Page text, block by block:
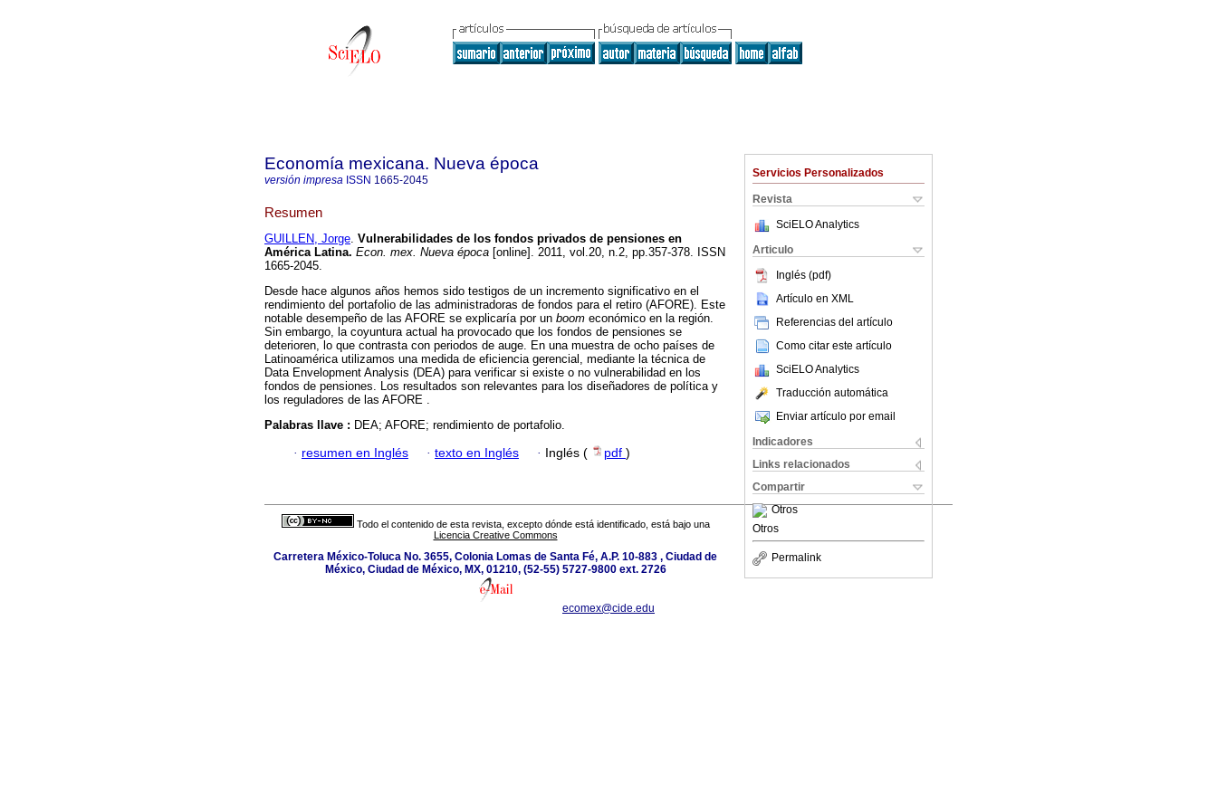
Servicios Personalizados
Revista
SciELO Analytics
Articulo
Inglés (pdf)
Artículo en XML
Referencias del artículo
Como citar este artículo
SciELO Analytics
Traducción automática
Enviar artículo por email
Indicadores
Links relacionados
Compartir
Otros
Otros
Permalink
Economía mexicana. Nueva época
versión impresa ISSN 1665-2045
Resumen
GUILLEN, Jorge. Vulnerabilidades de los fondos privados de pensiones en
América Latina. Econ. mex. Nueva época [online]. 2011, vol.20, n.2, pp.357-378. ISSN
1665-2045.
Desde hace algunos años hemos sido testigos de un incremento significativo en el
rendimiento del portafolio de las administradoras de fondos para el retiro (AFORE). Este
notable desempeño de las AFORE se explicaría por un boom económico en la región.
Sin embargo, la coyuntura actual ha provocado que los fondos de pensiones se
deterioren, lo que contrasta con periodos de auge. En una muestra de ocho países de
Latinoamérica utilizamos una medida de eficiencia gerencial, mediante la técnica de
Data Envelopment Analysis (DEA) para verificar si existe o no vulnerabilidad en los
fondos de pensiones. Los resultados son relevantes para los diseñadores de política y
los reguladores de las AFORE .
Palabras llave : DEA; AFORE; rendimiento de portafolio.
· resumen en Inglés · texto en Inglés · Inglés ( pdf )
Todo el contenido de esta revista, excepto dónde está identificado, está bajo una
Licencia Creative Commons
Carretera México-Toluca No. 3655, Colonia Lomas de Santa Fé, A.P. 10-883 , Ciudad de
México, Ciudad de México, MX, 01210, (52-55) 5727-9800 ext. 2726
ecomex@cide.edu